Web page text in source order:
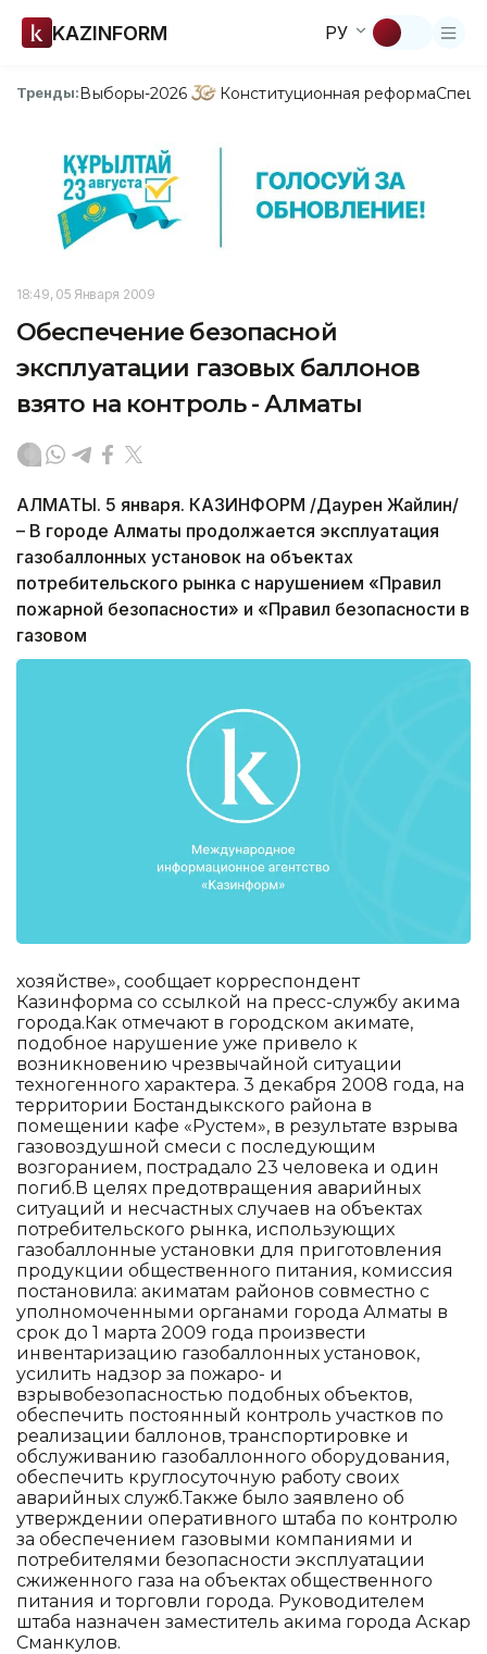
KAZINFORM РУ
Тренды:Выборы-2026 Конституционная реформа
18:49, 05 Января 2009
Обеспечение безопасной
эксплуатации газовых баллонов
взято на контроль - Алматы
АЛМАТЫ. 5 января. КАЗИНФОРМ /Даурен Жайлин/
– В городе Алматы продолжается эксплуатация
газобаллонных установок на объектах
потребительского рынка с нарушением «Правил
пожарной безопасности» и «Правил безопасности в
газовом
хозяйстве», сообщает корреспондент
Казинформа со ссылкой на пресс-службу акима
города.Как отмечают в городском акимате,
подобное нарушение уже привело к
возникновению чрезвычайной ситуации
техногенного характера. 3 декабря 2008 года, на
территории Бостандыкского района в
помещении кафе «Рустем», в результате взрыва
газовоздушной смеси с последующим
возгоранием, пострадало 23 человека и один
погиб.В целях предотвращения аварийных
ситуаций и несчастных случаев на объектах
потребительского рынка, использующих
газобаллонные установки для приготовления
продукции общественного питания, комиссия
постановила: акиматам районов совместно с
уполномоченными органами города Алматы в
срок до 1 марта 2009 года произвести
инвентаризацию газобаллонных установок,
усилить надзор за пожаро- и
взрывобезопасностью подобных объектов,
обеспечить постоянный контроль участков по
реализации баллонов, транспортировке и
обслуживанию газобаллонного оборудования,
обеспечить круглосуточную работу своих
аварийных служб.Также было заявлено об
утверждении оперативного штаба по контролю
за обеспечением газовыми компаниями и
потребителями безопасности эксплуатации
сжиженного газа на объектах общественного
питания и торговли города. Руководителем
штаба назначен заместитель акима города Аскар
Сманкулов.